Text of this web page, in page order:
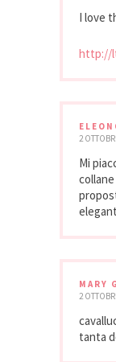
I love
http://
2
Mi
MARY G
2
tanta